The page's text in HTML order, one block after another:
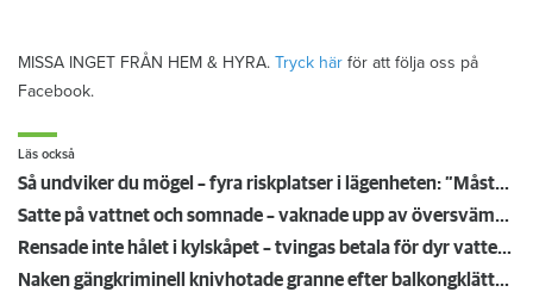
MISSA INGET FRÅN HEM & HYRA. Tryck här för att följa oss på
Facebook.
Läs också
Så undviker du mögel – fyra riskplatser i lägenheten: ”Måste städa bort”
Satte på vattnet och somnade – vaknade upp av översvämning hos grannen
Rensade inte hålet i kylskåpet – tvingas betala för dyr vattenskada
Naken gängkriminell knivhotade granne efter balkongklättring